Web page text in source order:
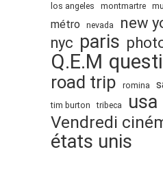
los angeles montmartre
métro nevada new
nyc paris
Q.E.M
road trip romina
tim burton
tribeca usa
Vendredi
états unis